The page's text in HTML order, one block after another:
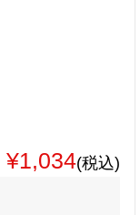
¥1,034(税込)